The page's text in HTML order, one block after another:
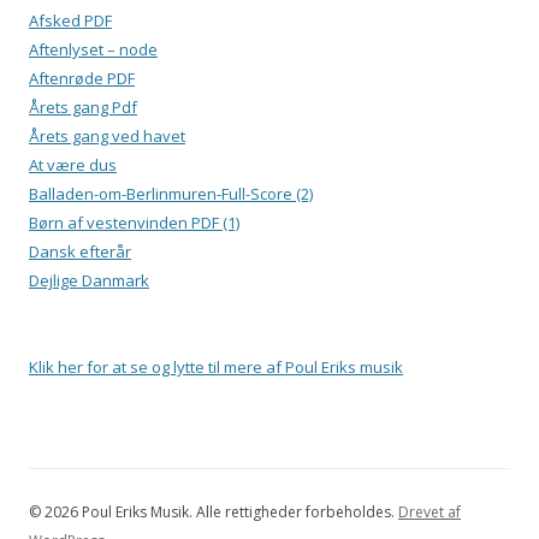
Afsked PDF
Aftenlyset – node
Aftenrøde PDF
Årets gang Pdf
Årets gang ved havet
At være dus
Balladen-om-Berlinmuren-Full-Score (2)
Børn af vestenvinden PDF (1)
Dansk efterår
Dejlige Danmark
Klik her for at se og lytte til mere af Poul Eriks musik
© 2026 Poul Eriks Musik. Alle rettigheder forbeholdes. Drevet af